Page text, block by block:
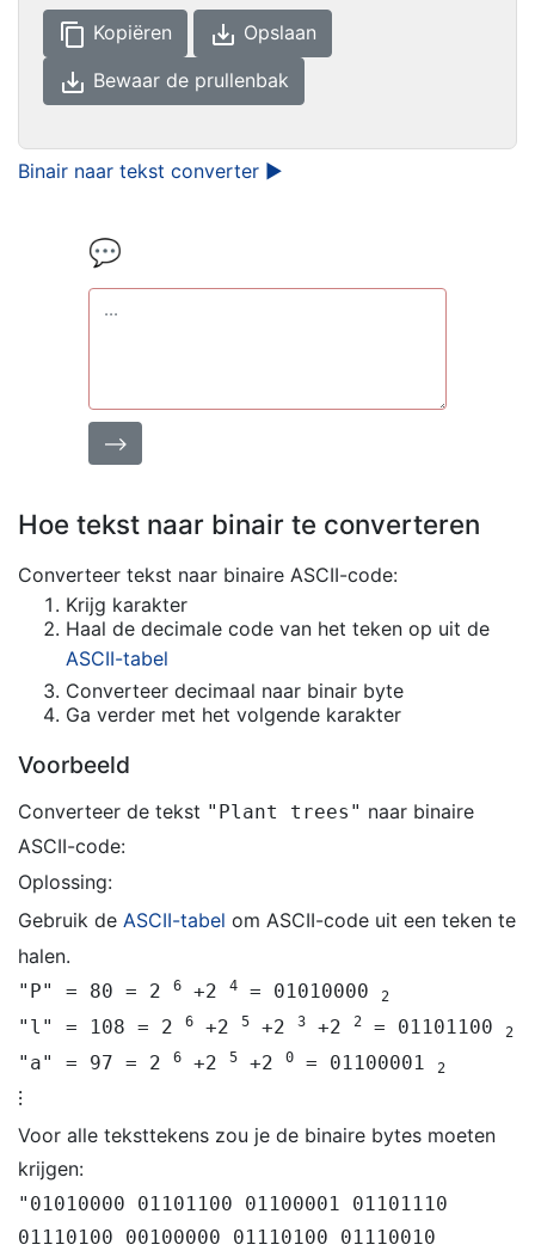
content_copy Kopiëren save_alt Opslaan
save_alt Bewaar de prullenbak
Binair naar tekst converter ►
💬
⟶
Hoe tekst naar binair te converteren
Converteer tekst naar binaire ASCII-code:
Krijg karakter
Haal de decimale code van het teken op uit de
ASCII-tabel
Converteer decimaal naar binair byte
Ga verder met het volgende karakter
Voorbeeld
Converteer de tekst "Plant trees" naar binaire
ASCII-code:
Oplossing:
Gebruik de ASCII-tabel om ASCII-code uit een teken te
halen.
"P" = 80 = 2 6 +2 4 = 01010000 2
"l" = 108 = 2 6 +2 5 +2 3 +2 2 = 01101100 2
"a" = 97 = 2 6 +2 5 +2 0 = 01100001 2
⁝
Voor alle teksttekens zou je de binaire bytes moeten
krijgen:
"01010000 01101100 01100001 01101110
01110100 00100000 01110100 01110010